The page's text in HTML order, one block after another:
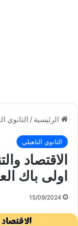
الرئيسية / الثانوي
الثانوي التاهيلي
الاقتصاد
اولى باك
15/09/2024